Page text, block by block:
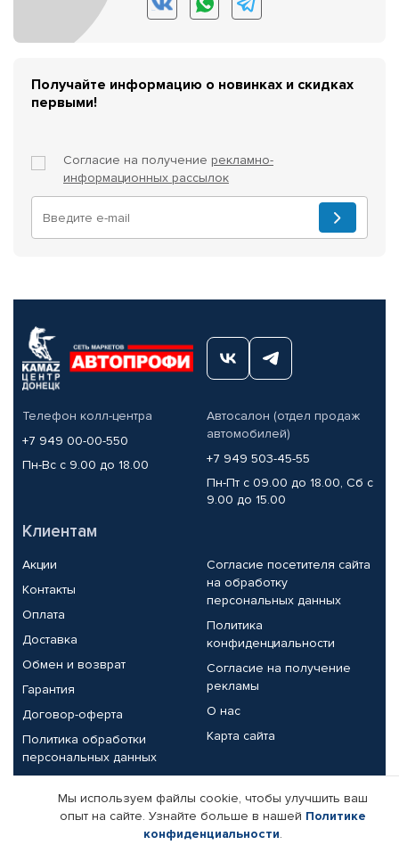
Получайте информацию о новинках и скидках
первыми!
Согласие на получение рекламно-
информационных рассылок
Телефон колл-центра
+7 949 00-00-550
Пн-Вс с 9.00 до 18.00
Автосалон (отдел продаж
автомобилей)
+7 949 503-45-55
Пн-Пт с 09.00 до 18.00, Сб с
9.00 до 15.00
Клиентам
Акции
Контакты
Оплата
Доставка
Обмен и возврат
Гарантия
Договор-оферта
Политика обработки
персональных данных
Согласие посетителя сайта
на обработку
персональных данных
Политика
конфиденциальности
Согласие на получение
рекламы
О нас
Карта сайта
Партнерам
Корпоративным клиентам
Реквизиты компании
Мы используем файлы cookie, чтобы улучшить ваш
опыт на сайте. Узнайте больше в нашей Политике
конфиденциальности.